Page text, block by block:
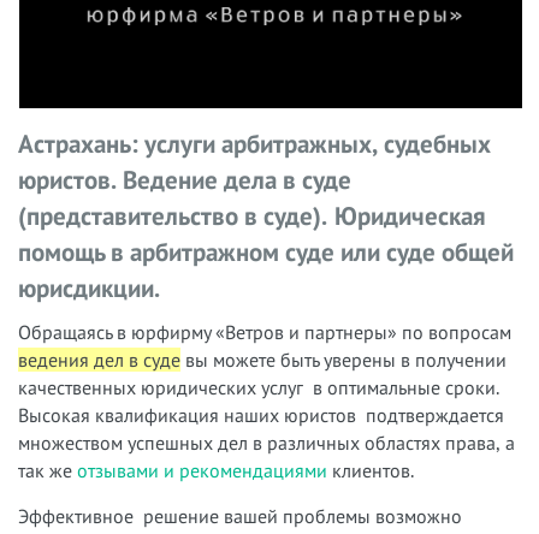
Астрахань: услуги арбитражных, судебных
юристов. Ведение дела в суде
(представительство в суде). Юридическая
помощь в арбитражном суде или суде общей
юрисдикции.
Обращаясь в юрфирму «Ветров и партнеры» по вопросам
ведения дел в суде вы можете быть уверены в получении
качественных юридических услуг в оптимальные сроки.
Высокая квалификация наших юристов подтверждается
множеством успешных дел в различных областях права, а
так же отзывами и рекомендациями клиентов.
Эффективное решение вашей проблемы возможно